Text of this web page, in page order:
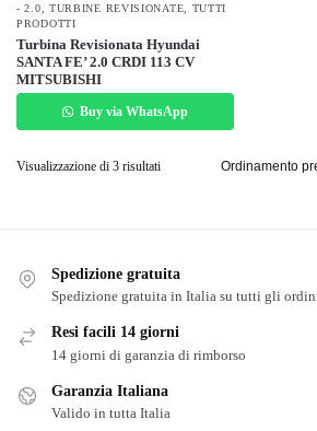
- 2.0
TURBINE REVISIONATE
TUTTI
PRODOTTI
Turbina Revisionata Hyundai
SANTA FE’ 2.0 CRDI 113 CV
MITSUBISHI
Buy via WhatsApp
Visualizzazione di 3 risultati
Spedizione gratuita
Spedizione gratuita in Italia su tutti gli
Resi facili 14 giorni
14 giorni di garanzia di rimborso
Garanzia Italiana
Valido in tutta Italia